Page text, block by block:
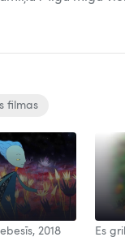
filmas
2018 Es